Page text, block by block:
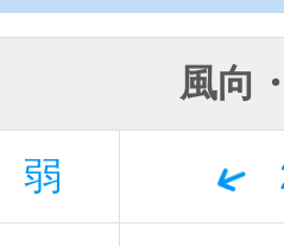
風向
弱